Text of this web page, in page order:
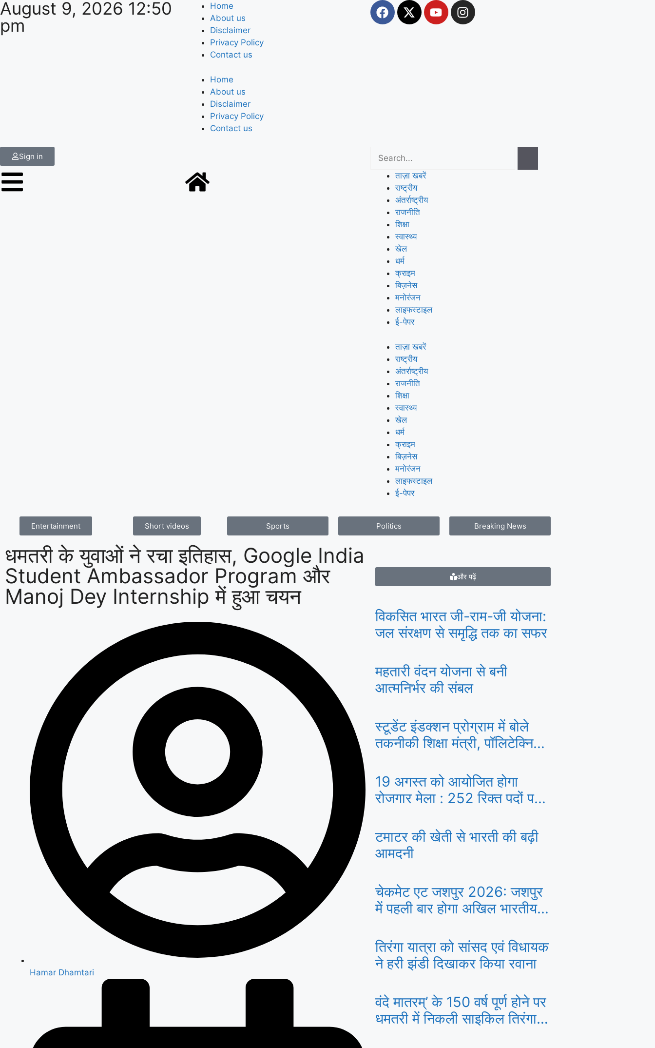
August 9, 2026 12:50
pm
Home
About us
Disclaimer
Privacy Policy
Contact us
Home
About us
Disclaimer
Privacy Policy
Contact us
Sign in
ताज़ा खबरें
राष्ट्रीय
अंतर्राष्ट्रीय
राजनीति
शिक्षा
स्वास्थ्य
खेल
धर्म
क्राइम
बिज़नेस
मनोरंजन
लाइफस्टाइल
ई-पेपर
ताज़ा खबरें
राष्ट्रीय
अंतर्राष्ट्रीय
राजनीति
शिक्षा
स्वास्थ्य
खेल
धर्म
क्राइम
बिज़नेस
मनोरंजन
लाइफस्टाइल
ई-पेपर
Entertainment Short videos Sports Politics Breaking News
धमतरी के युवाओं ने रचा इतिहास, Google India
Student Ambassador Program और
Manoj Dey Internship में हुआ चयन
Hamar Dhamtari
और पढ़ें
विकसित भारत जी-राम-जी योजना:
जल संरक्षण से समृद्धि तक का सफर
महतारी वंदन योजना से बनी
आत्मनिर्भर की संबल
स्टूडेंट इंडक्शन प्रोग्राम में बोले
तकनीकी शिक्षा मंत्री, पॉलिटेक्निक
19 अगस्त को आयोजित होगा
रोजगार मेला : 252 रिक्त पदों पर
टमाटर की खेती से भारती की बढ़ी
आमदनी
चेकमेट एट जशपुर 2026: जशपुर
में पहली बार होगा अखिल भारतीय
तिरंगा यात्रा को सांसद एवं विधायक
ने हरी झंडी दिखाकर किया रवाना
वंदे मातरम्’ के 150 वर्ष पूर्ण होने पर
धमतरी में निकली साइकिल तिरंगा